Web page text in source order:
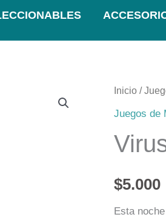
Inicio /
Juegos de
$5.000
Esta